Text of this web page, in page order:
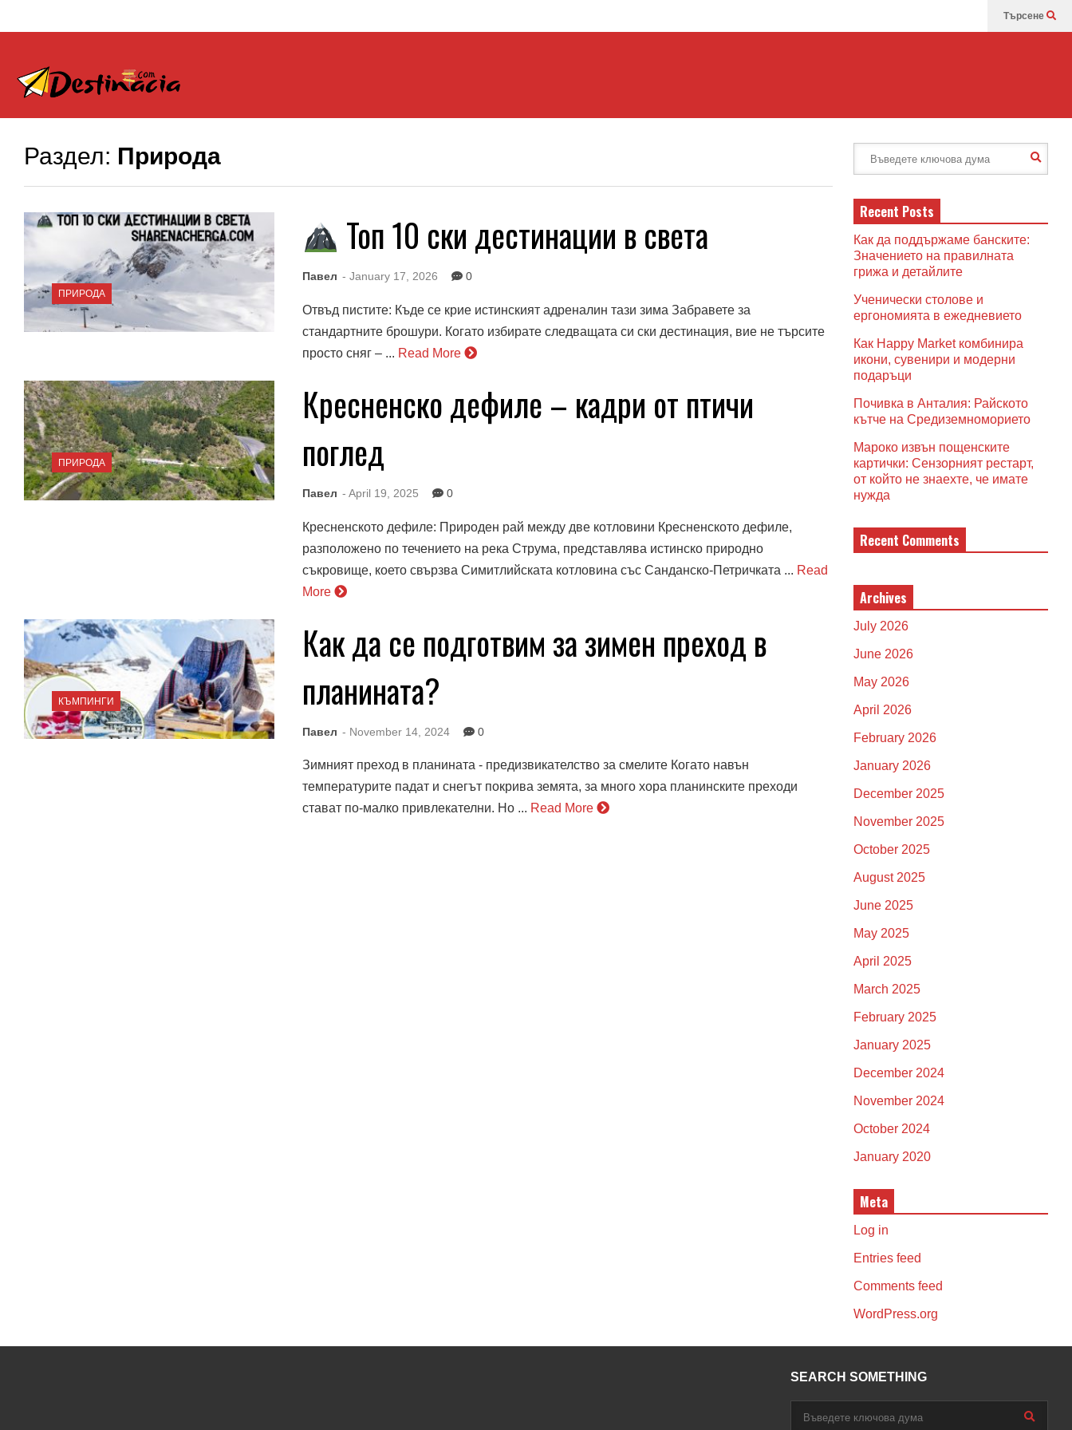
Търсене
Раздел: Природа
ПРИРОДА
Топ 10 ски дестинации в света
Павел - January 17, 2026 0
Отвъд пистите: Къде се крие истинският адреналин тази зима Забравете за
стандартните брошури. Когато избирате следващата си ски дестинация, вие не търсите
просто сняг – ... Read More
ПРИРОДА
Кресненско дефиле – кадри от птичи
поглед
Павел - April 19, 2025 0
Кресненското дефиле: Природен рай между две котловини Кресненското дефиле,
разположено по течението на река Струма, представлява истинско природно
съкровище, което свързва Симитлийската котловина със Санданско-Петричката ... Read
More
КЪМПИНГИ
Как да се подготвим за зимен преход в
планината?
Павел - November 14, 2024 0
Зимният преход в планината - предизвикателство за смелите Когато навън
температурите падат и снегът покрива земята, за много хора планинските преходи
стават по-малко привлекателни. Но ... Read More
Recent Posts
Как да поддържаме банските:
Значението на правилната
грижа и детайлите
Ученически столове и
ергономията в ежедневието
Как Happy Market комбинира
икони, сувенири и модерни
подаръци
Почивка в Анталия: Райското
кътче на Средиземноморието
Мароко извън пощенските
картички: Сензорният рестарт,
от който не знаехте, че имате
нужда
Recent Comments
Archives
July 2026
June 2026
May 2026
April 2026
February 2026
January 2026
December 2025
November 2025
October 2025
August 2025
June 2025
May 2025
April 2025
March 2025
February 2025
January 2025
December 2024
November 2024
October 2024
January 2020
Meta
Log in
Entries feed
Comments feed
WordPress.org
SEARCH SOMETHING